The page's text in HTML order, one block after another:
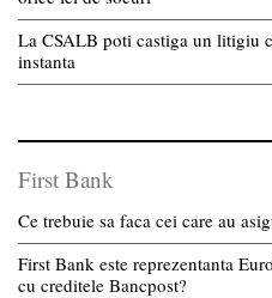
La CSALB poti castiga un litigiu
instanta
First Bank
Ce trebuie sa faca cei care au
First Bank este reprezentanta
cu creditele Bancpost?